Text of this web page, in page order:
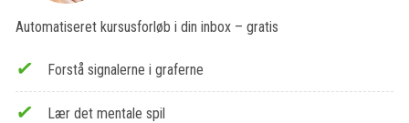
Automatiseret kursusforløb i din inbox – gratis
Forstå signalerne i graferne
Lær det mentale spil